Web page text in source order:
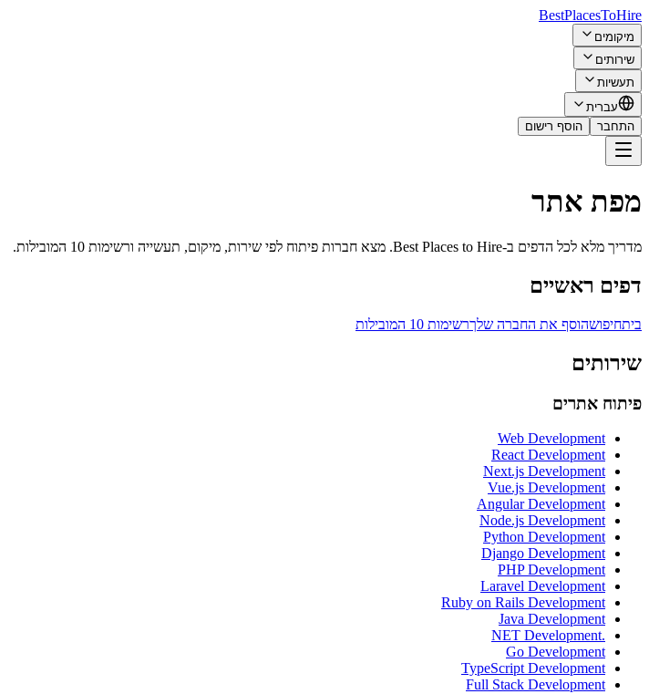
BestPlacesToHire
מיקומים
שירותים
תעשיות
עברית
התחבר
הוסף רישום
מפת אתר
מדריך מלא לכל הדפים ב-Best Places to Hire. מצא חברות פיתוח לפי שירות, מיקום, תעשייה ורשימות 10 המובילות.
דפים ראשיים
ביתחיפושהוסף את החברה שלךרשימות 10 המובילות
שירותים
פיתוח אתרים
Web Development
React Development
Next.js Development
Vue.js Development
Angular Development
Node.js Development
Python Development
Django Development
PHP Development
Laravel Development
Ruby on Rails Development
Java Development
.NET Development
Go Development
TypeScript Development
Full Stack Development